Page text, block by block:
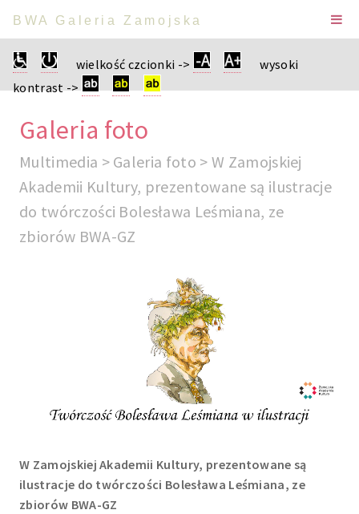
BWA Galeria Zamojska
wielkość czcionki ->
wysoki
kontrast ->
Galeria foto
Multimedia > Galeria foto > W Zamojskiej
Akademii Kultury, prezentowane są ilustracje
do twórczości Bolesława Leśmiana, ze
zbiorów BWA-GZ
W Zamojskiej Akademii Kultury, prezentowane są
ilustracje do twórczości Bolesława Leśmiana, ze
zbiorów BWA-GZ